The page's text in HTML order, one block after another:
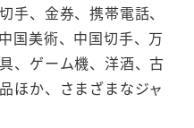
手、金券、携帯電話、
国美術、中国切手、万
、ゲーム機、洋酒、古
ほか、さまざまなジャ